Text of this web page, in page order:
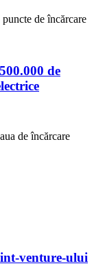
de încărcare
de
de încărcare
venture-ului